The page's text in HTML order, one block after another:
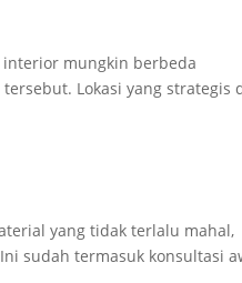
mungkin berbeda
Lokasi yang strategis
yang tidak terlalu mahal,
sudah termasuk konsultasi